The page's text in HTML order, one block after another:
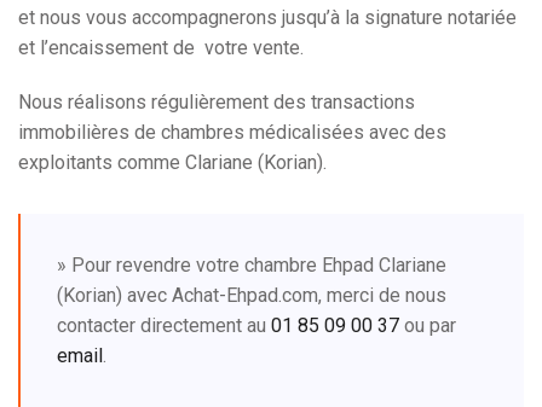
et nous vous accompagnerons jusqu’à la signature notariée
et l’encaissement de votre vente.
Nous réalisons régulièrement des transactions
immobilières de chambres médicalisées avec des
exploitants comme Clariane (Korian).
» Pour revendre votre chambre Ehpad Clariane
(Korian) avec Achat-Ehpad.com, merci de nous
contacter directement au 01 85 09 00 37 ou par
email